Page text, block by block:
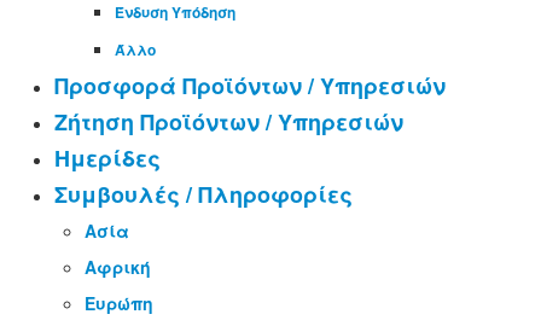
Ένδυση Υπόδηση
Άλλο
Προσφορά Προϊόντων / Υπηρεσιών
Ζήτηση Προϊόντων / Υπηρεσιών
Ημερίδες
Συμβουλές / Πληροφορίες
Ασία
Αφρική
Ευρώπη